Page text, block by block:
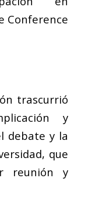
Conference
trascurrió
y
debate y la
que
reunión y